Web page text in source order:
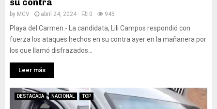
su contra
by MCV abril 24, 2024 0 945
Playa del Carmen.- La candidata, Lili Campos respondió con
fuerza los ataques hechos en su contra ayer en la mañanera por
los que llamó disfrazados...
Leer más
DESTACADA NACIONAL TOP